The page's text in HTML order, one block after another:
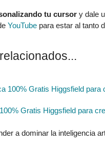
tu cursor y dale
YouTube para estar al tanto
Gratis Higgsfield para
a dominar la inteligencia